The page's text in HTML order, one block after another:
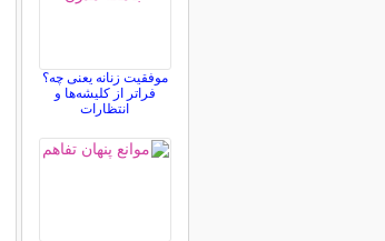
موفقیت زنانه یعنی چه؟
فراتر از کلیشه‌ها و
انتظارات